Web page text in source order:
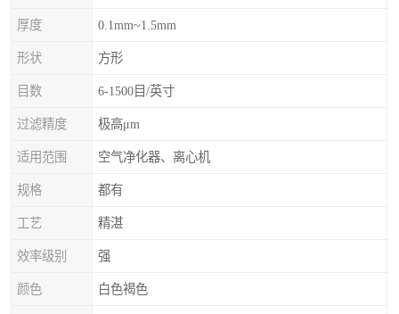
厚度 0.1mm~1.5mm
形状 方形
目数 6-1500目/英寸
过滤精度 极高μm
适用范围 空气净化器、离心机
规格 都有
工艺 精湛
效率级别 强
颜色 白色褐色